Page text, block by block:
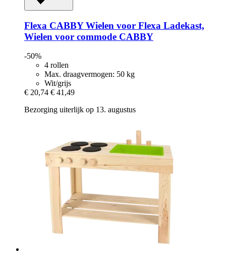
Flexa CABBY Wielen voor Flexa Ladekast,
Wielen voor commode CABBY
-50%
4 rollen
Max. draagvermogen: 50 kg
Wit/grijs
€ 20,74 € 41,49
Bezorging uiterlijk op 13. augustus